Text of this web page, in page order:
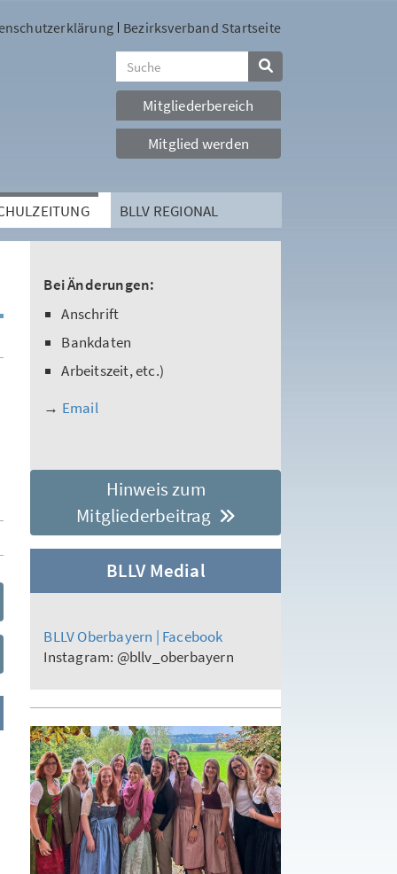
Bezirksverband Startseite
Mitgliederbereich
Mitglied werden
BLLV REGIONAL
Bei Änderungen:
Anschrift
Bankdaten
Arbeitszeit, etc.)
→ Email
Hinweis zum
Mitgliederbeitrag
BLLV Medial
BLLV Oberbayern | Facebook
Instagram: @bllv_oberbayern